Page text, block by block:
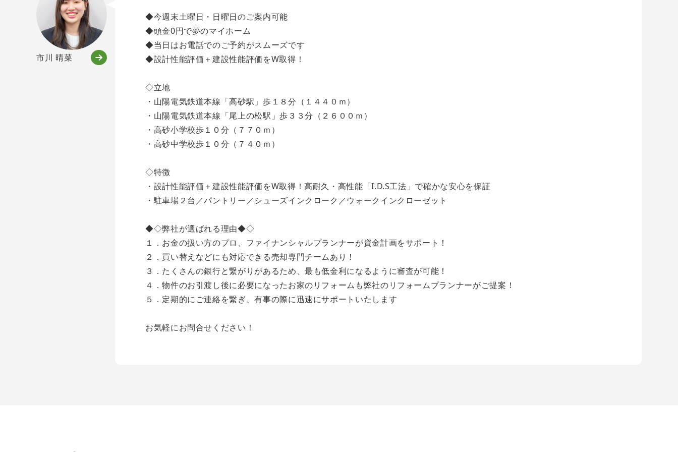
市川 晴菜
◆今週末土曜日・日曜日のご案内可能
◆頭金0円で夢のマイホーム
◆当日はお電話でのご予約がスムーズです
◆設計性能評価＋建設性能評価をW取得！
◇立地
・山陽電気鉄道本線「高砂駅」歩１８分（１４４０ｍ）
・山陽電気鉄道本線「尾上の松駅」歩３３分（２６００ｍ）
・高砂小学校歩１０分（７７０ｍ）
・高砂中学校歩１０分（７４０ｍ）
◇特徴
・設計性能評価＋建設性能評価をW取得！高耐久・高性能「I.D.S工法」で確かな安心を保証
・駐車場２台／パントリー／シューズインクローク／ウォークインクローゼット
◆◇弊社が選ばれる理由◆◇
１．お金の扱い方のプロ、ファイナンシャルプランナーが資金計画をサポート！
２．買い替えなどにも対応できる売却専門チームあり！
３．たくさんの銀行と繋がりがあるため、最も低金利になるように審査が可能！
４．物件のお引渡し後に必要になったお家のリフォームも弊社のリフォームプランナーがご提案！
５．定期的にご連絡を繋ぎ、有事の際に迅速にサポートいたします
お気軽にお問合せください！